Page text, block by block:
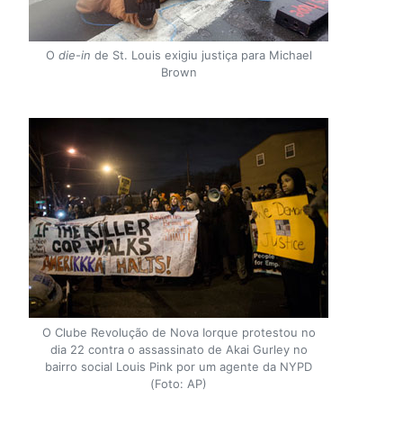
O die-in de St. Louis exigiu justiça para Michael
Brown
O Clube Revolução de Nova Iorque protestou no
dia 22 contra o assassinato de Akai Gurley no
bairro social Louis Pink por um agente da NYPD
(Foto: AP)